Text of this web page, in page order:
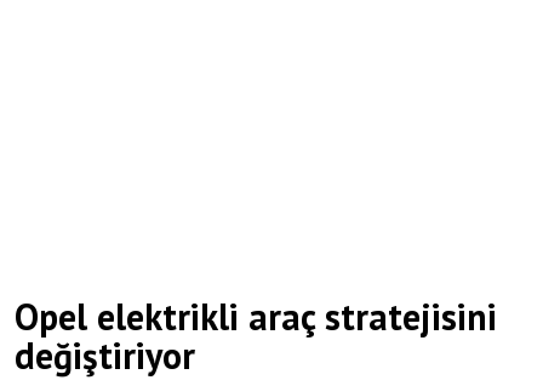
Opel elektrikli araç stratejisini
değiştiriyor